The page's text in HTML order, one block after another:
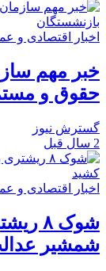
اخبار اقتصادی و
خبر مهم
حقوق و
گسترش نیوز
2 سال قبل
اخبار اقتصادی و
شوک
شمشیر